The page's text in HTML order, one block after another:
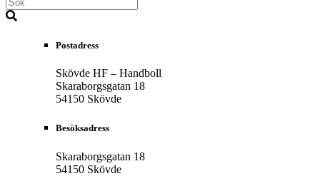
Postadress
Skövde HF – Handboll
Skaraborgsgatan 18
54150 Skövde
Besöksadress
Skaraborgsgatan 18
54150 Skövde